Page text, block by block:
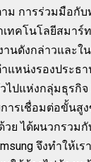
ม การร่วมมือกับ
ทคโนโลยีสมาร์
านดังกล่าวและใ
แหน่งรองประธ
ไปแห่งกลุ่มธุรกิจ
ารเชื่อมต่อขั้นสู
วย ได้ผนวกรวม
จึงทำให้เ